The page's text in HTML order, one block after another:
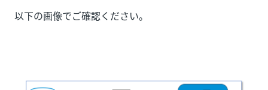
以下の画像でご確認ください。